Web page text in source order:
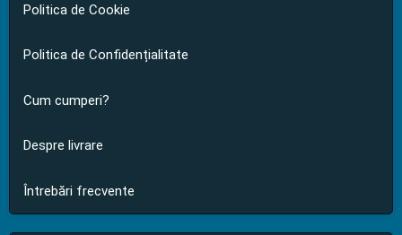
Politica de Cookie
Politica de Confidențialitate
Cum cumperi?
Despre livrare
Întrebări frecvente